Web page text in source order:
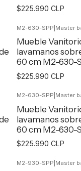
$225.990 CLP
M2-630-SPP Master
Mueble
lavamanos
60 cm M2-630-
$225.990 CLP
M2-630-SPP Master
Mueble
lavamanos
60 cm M2-630-
$225.990 CLP
M2-930-SPP Master